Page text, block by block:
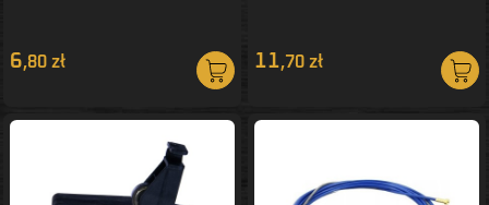
6,80 zł 11,70 zł